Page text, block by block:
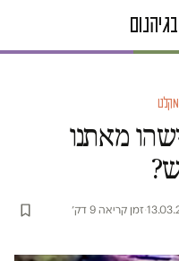
מאתנו
·זמן קריאה 9 דק׳